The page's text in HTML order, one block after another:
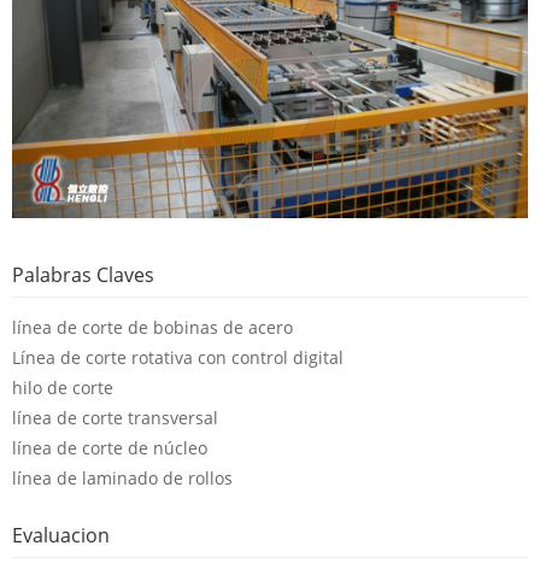
Palabras Claves
línea de corte de bobinas de acero
Línea de corte rotativa con control digital
hilo de corte
línea de corte transversal
línea de corte de núcleo
línea de laminado de rollos
Evaluacion